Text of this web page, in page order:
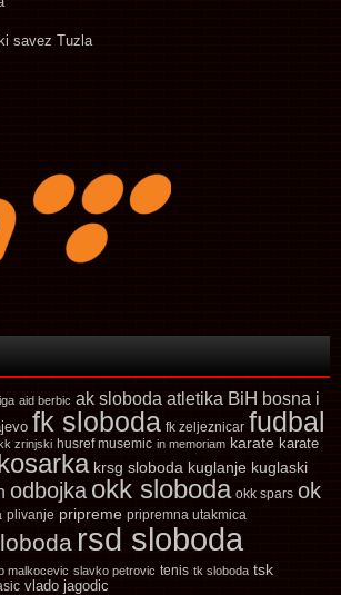
savez Tuzla
aid berbic ak sloboda atletika BiH bosna i
fk sloboda fk zeljeznicar fudbal
zrinjski husref musemic in memoriam karate karate
krsg sloboda kuglanje kuglaski
odbojka okk sloboda okk spars ok
plivanje pripreme pripremna utakmica
rsd sloboda
malkocevic slavko petrovic tenis tk sloboda tsk
vlado jagodic